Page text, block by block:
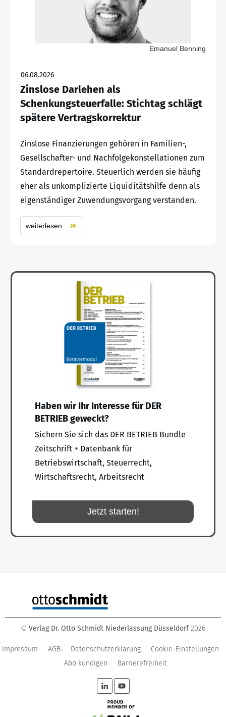
Emanuel Benning
06.08.2026
Zinslose Darlehen als
Schenkungsteuerfalle: Stichtag schlägt
spätere Vertragskorrektur
Zinslose Finanzierungen gehören in Familien-,
Gesellschafter- und Nachfolgekonstellationen zum
Standardrepertoire. Steuerlich werden sie häufig
eher als unkomplizierte Liquiditätshilfe denn als
eigenständiger Zuwendungsvorgang verstanden.
weiterlesen
Haben wir Ihr Interesse für DER
BETRIEB geweckt?
Sichern Sie sich das DER BETRIEB Bundle
Zeitschrift + Datenbank für
Betriebswirtschaft, Steuerrecht,
Wirtschaftsrecht, Arbeitsrecht
Jetzt starten!
© Verlag Dr. Otto Schmidt Niederlassung Düsseldorf 2026
Impressum AGB Datenschutzerklärung
Cookie-Einstellungen
Abo kündigen
Barrierefreiheit